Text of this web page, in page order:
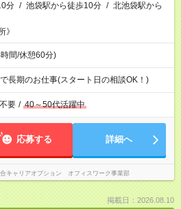
分 / 池袋駅から徒歩10分 / 北池袋駅から
》
間/休憩60分)
長期のお仕事(スタート日の相談OK！)
要 / 40～50代活躍中
応募する 詳細へ
キャリアオプション オフィスワーク事業部
掲載日：2026.08.10